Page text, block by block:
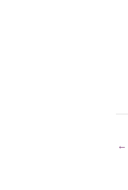
←